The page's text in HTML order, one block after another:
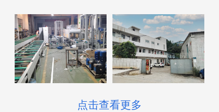
点击查看更多